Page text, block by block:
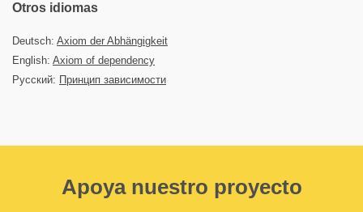
Otros idiomas
Deutsch: Axiom der Abhängigkeit
English: Axiom of dependency
Русский: Принцип зависимости
Apoya nuestro proyecto